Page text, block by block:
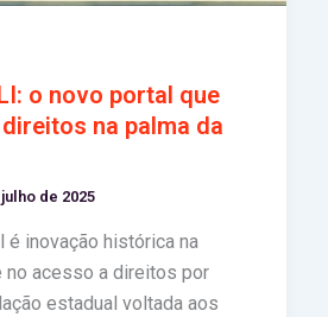
o novo portal que
na palma da
de 2025
é inovação histórica na
no acesso a direitos por
estadual voltada aos